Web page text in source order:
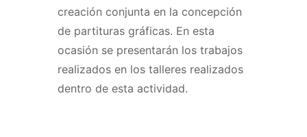
creación conjunta en la concepción
de partituras gráficas. En esta
ocasión se presentarán los trabajos
realizados en los talleres realizados
dentro de esta actividad.